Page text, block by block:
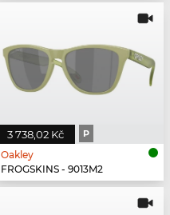
3 738,02 Kč P
Oakley
FROGSKINS - 9013M2